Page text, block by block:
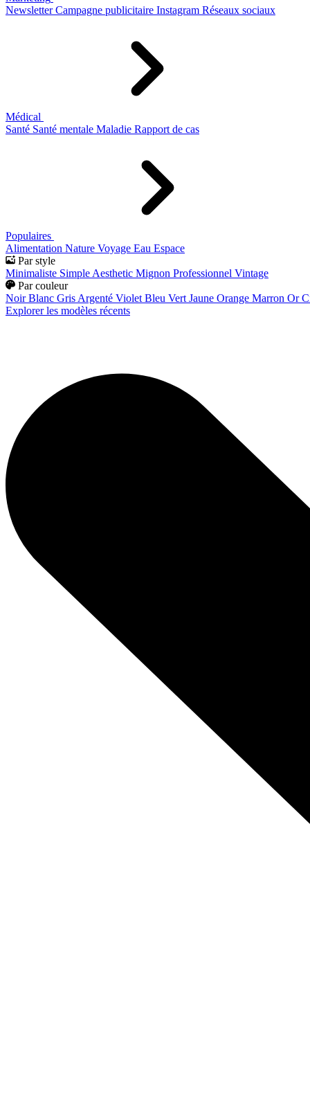
Newsletter Campagne publicitaire Instagram Réseaux sociaux
Médical
Santé Santé mentale Maladie Rapport de cas
Populaires
Alimentation Nature Voyage Eau Espace
Par style
Minimaliste Simple Aesthetic Mignon Professionnel Vintage
Par couleur
Noir Blanc Gris Argenté Violet Bleu Vert Jaune Orange Marron Or
Explorer les modèles récents